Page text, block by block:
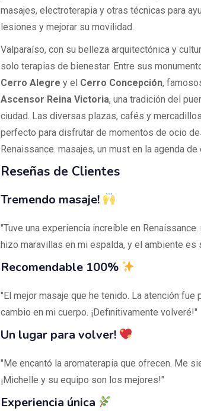
masajes, electroterapia y otras técnicas para
lesiones y mejorar su movilidad.
Valparaíso, con su belleza arquitectónica y
solo terapias de bienestar. Entre sus
Cerro Alegre y el Cerro Concepción,
Ascensor Reina Victoria, una tradición del
ciudad. Las diversas plazas, cafés y
perfecto para disfrutar de momentos de ocio
Renaissance. masajes, un must en la agenda
Reseñas de Clientes
Tremendo masaje!
"Tuve una experiencia increíble en
hizo maravillas en mi espalda, y el ambiente es
Recomendable 100%
"El mejor masaje que he tenido. La atención
cambio en mi cuerpo. ¡Definitivamente volveré!"
Un lugar para volver!
"Me encantó la aromaterapia que ofrecen. Me
¡Michelle y su equipo son los mejores!"
Experiencia única